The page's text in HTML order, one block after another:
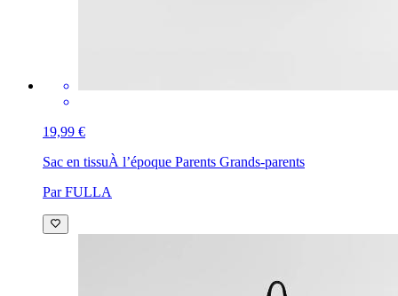
19,99 €
Sac en tissuÀ l’époque Parents Grands-parents
Par FULLA